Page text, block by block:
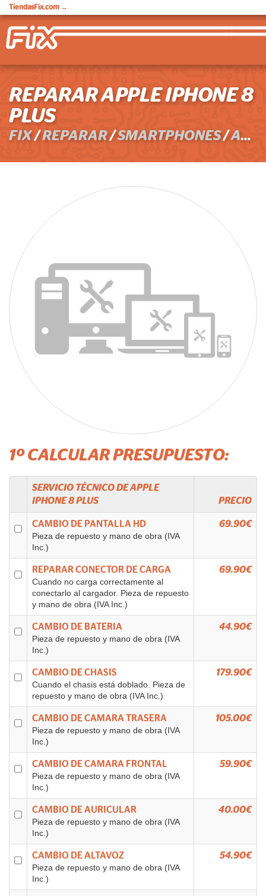
TiendasFix.com →
REPARAR APPLE IPHONE 8
PLUS
FIX/REPARAR/SMARTPHONES/APPLE
1º CALCULAR PRESUPUESTO:
SERVICIO TÉCNICO DEAPPLE
IPHONE 8 PLUS
PRECIO
CAMBIO DE PANTALLA HD
Pieza de repuesto y mano de obra (IVA
Inc.)
69.90€
REPARAR CONECTOR DE CARGA
Cuando no carga correctamente al
conectarlo al cargador. Pieza de repuesto
y mano de obra (IVA Inc.)
69.90€
CAMBIO DE BATERIA
Pieza de repuesto y mano de obra (IVA
Inc.)
44.90€
CAMBIO DE CHASIS
Cuando el chasis está doblado. Pieza de
repuesto y mano de obra (IVA Inc.)
179.90€
CAMBIO DE CAMARA TRASERA
Pieza de repuesto y mano de obra (IVA
Inc.)
105.00€
CAMBIO DE CAMARA FRONTAL
Pieza de repuesto y mano de obra (IVA
Inc.)
59.90€
CAMBIO DE AURICULAR
Pieza de repuesto y mano de obra (IVA
Inc.)
40.00€
CAMBIO DE ALTAVOZ
Pieza de repuesto y mano de obra (IVA
Inc.)
54.90€